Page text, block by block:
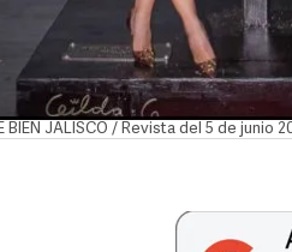
BIEN JALISCO / Revista del 5 de junio